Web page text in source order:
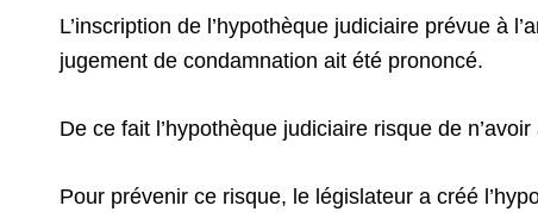
L’inscription de l’hypothèque judiciaire prévue à
jugement de condamnation ait été prononcé.
De ce fait l’hypothèque judiciaire risque de
Pour prévenir ce risque, le législateur a créé